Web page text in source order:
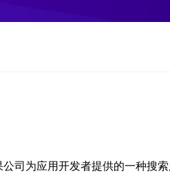
为应用开发者提供的一种搜